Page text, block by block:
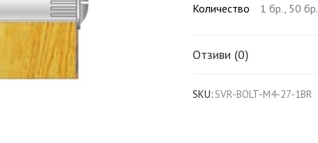
Количество 1 бр., 50 бр.
Отзиви (0)
SKU:SVR-BOLT-M4-27-1BR